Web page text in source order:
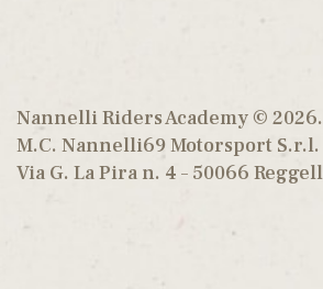
Nannelli Riders Academy ©
M.C. Nannelli69 Motorsport S.r.l.
Via G. La Pira n. 4 – 50066